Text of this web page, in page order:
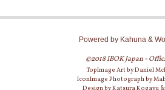
Powered by Kahuna &
©2018 IBOK Japan -
TopImage Art by Daniel
IconImage Photograph by
Design by Katsura Kogayu